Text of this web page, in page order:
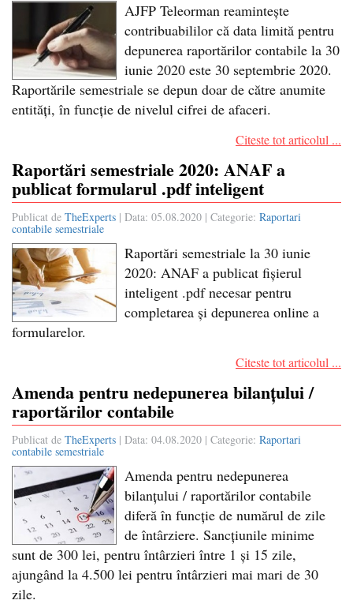
AJFP Teleorman reamintește
contribuabililor că data limită pentru
depunerea raportărilor contabile la 30
iunie 2020 este 30 septembrie 2020.
Raportările semestriale se depun doar de către anumite
entități, în funcție de nivelul cifrei de afaceri.
Citeste tot articolul ...
Raportări semestriale 2020: ANAF a
publicat formularul .pdf inteligent
Publicat de TheExperts | Data: 05.08.2020 | Categorie: Raportari
contabile semestriale
Raportări semestriale la 30 iunie
2020: ANAF a publicat fișierul
inteligent .pdf necesar pentru
completarea și depunerea online a
formularelor.
Citeste tot articolul ...
Amenda pentru nedepunerea bilanțului /
raportărilor contabile
Publicat de TheExperts | Data: 04.08.2020 | Categorie: Raportari
contabile semestriale
Amenda pentru nedepunerea
bilanțului / raportărilor contabile
diferă în funcție de numărul de zile
de întârziere. Sancțiunile minime
sunt de 300 lei, pentru întârzieri între 1 și 15 zile,
ajungând la 4.500 lei pentru întârzieri mai mari de 30
zile.